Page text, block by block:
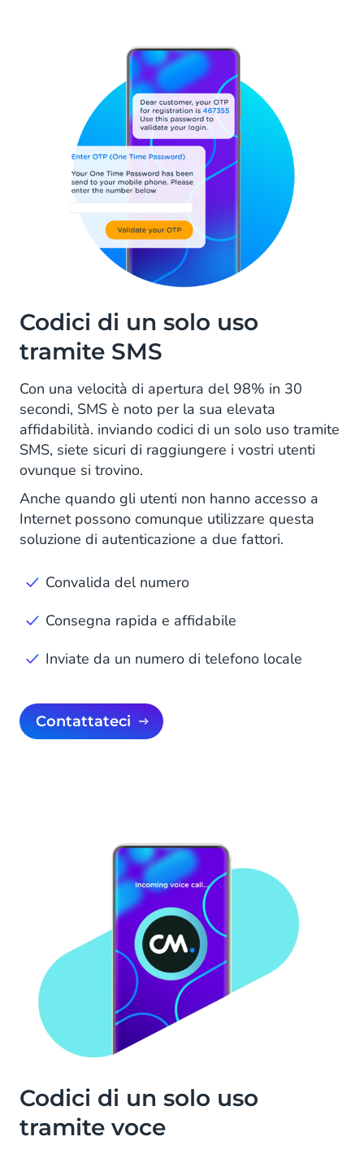
Codici di un solo uso
tramite SMS
Con una velocità di apertura del 98% in 30
secondi, SMS è noto per la sua elevata
affidabilità. inviando codici di un solo uso tramite
SMS, siete sicuri di raggiungere i vostri utenti
ovunque si trovino.
Anche quando gli utenti non hanno accesso a
Internet possono comunque utilizzare questa
soluzione di autenticazione a due fattori.
Convalida del numero
Consegna rapida e affidabile
Inviate da un numero di telefono locale
Contattateci
Codici di un solo uso
tramite voce